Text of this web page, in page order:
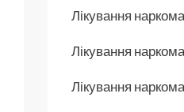
Лікування
Лікування
Лікування